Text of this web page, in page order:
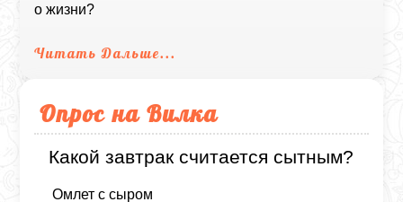
о жизни?
Читать Дальше...
Опрос на Вилка
Какой завтрак считается сытным?
Омлет с сыром